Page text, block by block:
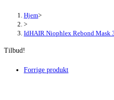
Hjem>
>
IdHAIR Niophlex Rebond Mask
Tilbud!
Forrige produkt